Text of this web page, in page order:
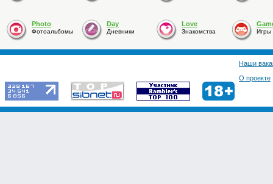
Photo
Фотоальбомы
Day
Дневники
Love
Знакомства Игры
Наши
О проекте